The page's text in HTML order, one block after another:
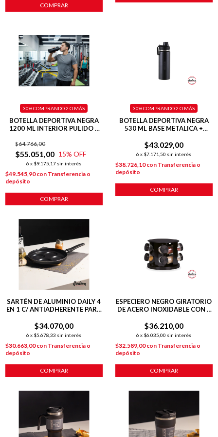
COMPRAR
BOTELLA DEPORTIVA NEGRA
1200 ML INTERIOR PULIDO +
$55.051,00
$64.766,00
15% OFF
6 x $9.175,17 sin interés
30%COMPRANDO 2 O MÁS
$49.545,90con Transferencia o
depósito
COMPRAR
BOTELLA DEPORTIVA NEGRA
530 ML BASE METALICA +
$43.029,00
6 x $7.171,50 sin interés
30%COMPRANDO 2 O MÁS
$38.726,10con Transferencia o
depósito
COMPRAR
SARTÉN DE ALUMINIO DAILY 4
EN 1 C/ ANTIADHERENTE PARA
$34.070,00
6 x $5.678,33 sin interés
$30.663,00con Transferencia o
depósito
COMPRAR
ESPECIERO NEGRO GIRATORIO
DE ACERO INOXIDABLE CON 8
COCINA
$36.210,00
6 x $6.035,00 sin interés
$32.589,00con Transferencia o
depósito
COMPRAR